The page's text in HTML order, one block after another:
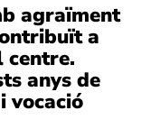
agraïment
a
centre.
anys de
vocació